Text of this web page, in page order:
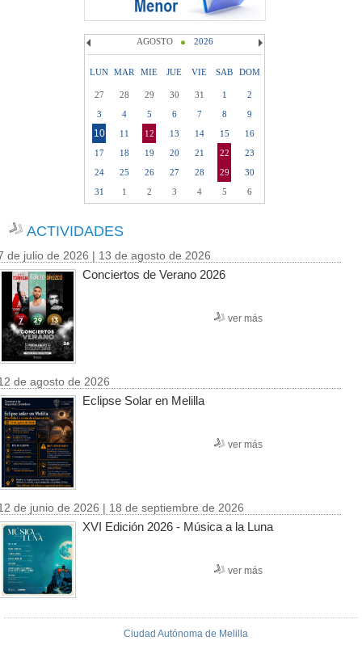
AGOSTO 2026
LUN MAR MIE JUE VIE SAB DOM
27 28 29 30 31 1
2
3
4 5 6 7 8 9
10 11 12 13 14 15
16
17
18 19 20 21 22
23
24
25 26 27 28 29
30
31
1 2 3 4 5 6
ACTIVIDADES
de julio de 2026 | 13 de agosto de 2026
Conciertos de Verano 2026
ver más
de agosto de 2026
Eclipse Solar en Melilla
ver más
de junio de 2026 | 18 de septiembre de 2026
XVI Edición 2026 - Música a la Luna
ver más
Ciudad Autónoma de Melilla